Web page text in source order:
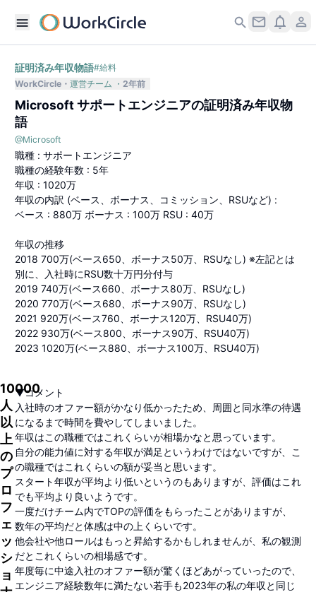
10000
人
以
上
の
プ
ロ
フ
ェ
ッ
シ
ョ
証明済み年収物語#給料
WorkCircle
運営チーム 2年前
Microsoft サポートエンジニアの証明済み年収物
語
@Microsoft
職種 : サポートエンジニア
職種の経験年数 : 5年
年収 : 1020万
年収の内訳 (ベース、ボーナス、コミッション、RSUなど) :
ベース : 880万 ボーナス : 100万 RSU : 40万
年収の推移
2018 700万(ベース650、ボーナス50万、RSUなし) ※左記とは
別に、入社時にRSU数十万円分付与
2019 740万(ベース660、ボーナス80万、RSUなし)
2020 770万(ベース680、ボーナス90万、RSUなし)
2021 920万(ベース760、ボーナス120万、RSU40万)
2022 930万(ベース800、ボーナス90万、RSU40万)
2023 1020万(ベース880、ボーナス100万、RSU40万)
▼コメント
入社時のオファー額がかなり低かったため、周囲と同水準の待遇
になるまで時間を費やしてしまいました。
年収はこの職種ではこれくらいが相場かなと思っています。
自分の能力値に対する年収が満足というわけではないですが、こ
の職種ではこれくらいの額が妥当と思います。
スタート年収が平均より低いというのもありますが、評価はこれ
でも平均より良いようです。
一度だけチーム内でTOPの評価をもらったことがありますが、
数年の平均だと体感は中の上くらいです。
他会社や他ロールはもっと昇給するかもしれませんが、私の観測
だとこれくらいの相場感です。
年度毎に中途入社のオファー額が驚くほどあがっていったので、
エンジニア経験数年に満たない若手も2023年の私の年収と同じ